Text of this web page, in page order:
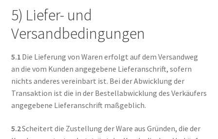
5) Liefer- und
Versandbedingungen
5.1 Die Lieferung von Waren erfolgt auf dem Versandweg
an die vom Kunden angegebene Lieferanschrift, sofern
nichts anderes vereinbart ist. Bei der Abwicklung der
Transaktion ist die in der Bestellabwicklung des Verkäufers
angegebene Lieferanschrift maßgeblich.
5.2Scheitert die Zustellung der Ware aus Gründen, die der